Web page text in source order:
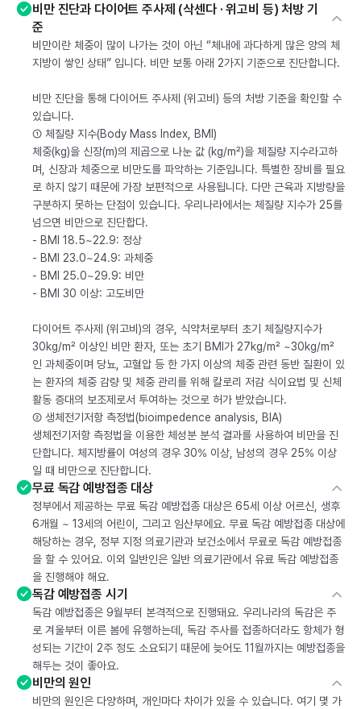
비만 진단과 다이어트 주사제 (삭센다 · 위고비 등) 처방 기
준
비만이란 체중이 많이 나가는 것이 아닌 “체내에 과다하게 많은 양의 체
지방이 쌓인 상태” 입니다. 비만 보통 아래 2가지 기준으로 진단합니다.
비만 진단을 통해 다이어트 주사제 (위고비) 등의 처방 기준을 확인할 수
있습니다.
① 체질량 지수(Body Mass Index, BMI)
체중(kg)을 신장(m)의 제곱으로 나눈 값 (kg/m²)을 체질량 지수라고하
며, 신장과 체중으로 비만도를 파악하는 기준입니다. 특별한 장비를 필요
로 하지 않기 때문에 가장 보편적으로 사용됩니다. 다만 근육과 지방량을
구분하지 못하는 단점이 있습니다. 우리나라에서는 체질량 지수가 25를
넘으면 비만으로 진단합다.
- BMI 18.5~22.9: 정상
- BMI 23.0~24.9: 과체중
- BMI 25.0~29.9: 비만
- BMI 30 이상: 고도비만
다이어트 주사제 (위고비)의 경우, 식약처로부터 초기 체질량지수가
30kg/m² 이상인 비만 환자, 또는 초기 BMI가 27kg/m² ~30kg/m²
인 과체중이며 당뇨, 고혈압 등 한 가지 이상의 체중 관련 동반 질환이 있
는 환자의 체중 감량 및 체중 관리를 위해 칼로리 저감 식이요법 및 신체
활동 증대의 보조제로서 투여하는 것으로 허가 받았습니다.
② 생체전기저항 측정법(bioimpedence analysis, BIA)
생체전기저항 측정법을 이용한 체성분 분석 결과를 사용하여 비만을 진
단합니다. 체지방률이 여성의 경우 30% 이상, 남성의 경우 25% 이상
일 때 비만으로 진단합니다.
무료 독감 예방접종 대상
정부에서 제공하는 무료 독감 예방접종 대상은 65세 이상 어르신, 생후
6개월 ~ 13세의 어린이, 그리고 임산부에요. 무료 독감 예방접종 대상에
해당하는 경우, 정부 지정 의료기관과 보건소에서 무료로 독감 예방접종
을 할 수 있어요. 이외 일반인은 일반 의료기관에서 유료 독감 예방접종
을 진행해야 해요.
독감 예방접종 시기
독감 예방접종은 9월부터 본격적으로 진행돼요. 우리나라의 독감은 주
로 겨울부터 이른 봄에 유행하는데, 독감 주사를 접종하더라도 항체가 형
성되는 기간이 2주 정도 소요되기 때문에 늦어도 11월까지는 예방접종을
해두는 것이 좋아요.
비만의 원인
비만의 원인은 다양하며, 개인마다 차이가 있을 수 있습니다. 여기 몇 가